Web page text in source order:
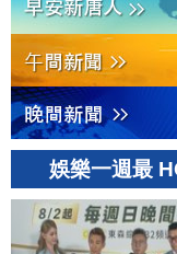
娛樂一週最